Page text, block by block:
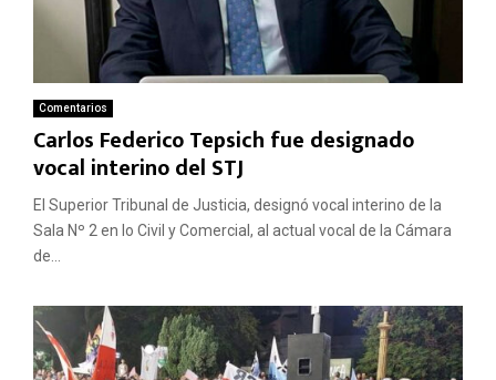
Comentarios
Carlos Federico Tepsich fue designado
vocal interino del STJ
El Superior Tribunal de Justicia, designó vocal interino de la
Sala Nº 2 en lo Civil y Comercial, al actual vocal de la Cámara
de...